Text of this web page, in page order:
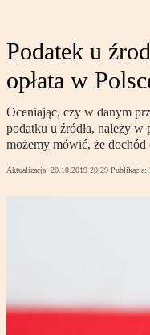
Podatek u
opłata w
Oceniając, czy w danym
podatku u źródła, należy
możemy mówić, że dochód
Aktualizacja: 20.10.2019 20:29 Publikacja: